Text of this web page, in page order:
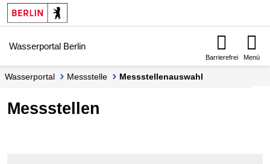
Springe zur Navigation
Springe zum Inhalt
Wasserportal Berlin
Barrierefrei Menü
Wasserportal Messstelle Messstellenauswahl
Messstellen